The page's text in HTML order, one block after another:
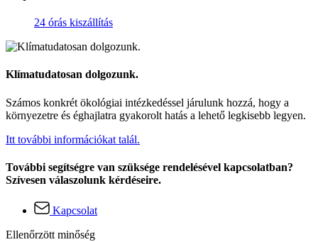
24 órás kiszállítás
Klímatudatosan dolgozunk.
Számos konkrét ökológiai intézkedéssel járulunk hozzá, hogy a
környezetre és éghajlatra gyakorolt hatás a lehető legkisebb legyen.
Itt további információkat talál.
További segítségre van szüksége rendelésével kapcsolatban?
Szívesen válaszolunk kérdéseire.
Kapcsolat
Ellenőrzött minőség